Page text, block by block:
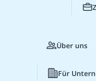
Über uns
Für